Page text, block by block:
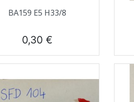
Aperçu rapide
BA159 E5 H33/8
Prix
0,30 €